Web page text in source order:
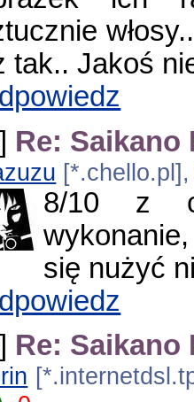
tak.. Jakoś
Re: Saikano
8/10 z
się nużyć
Re: Saikano